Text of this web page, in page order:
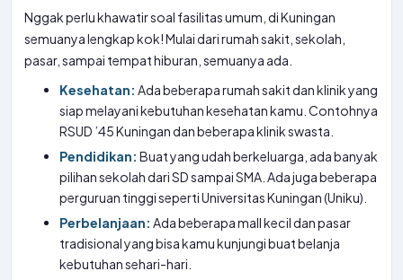
Nggak perlu khawatir soal fasilitas umum, di Kuningan
semuanya lengkap kok! Mulai dari rumah sakit, sekolah,
pasar, sampai tempat hiburan, semuanya ada.
Kesehatan: Ada beberapa rumah sakit dan klinik yang
siap melayani kebutuhan kesehatan kamu. Contohnya
RSUD ’45 Kuningan dan beberapa klinik swasta.
Pendidikan: Buat yang udah berkeluarga, ada banyak
pilihan sekolah dari SD sampai SMA. Ada juga beberapa
perguruan tinggi seperti Universitas Kuningan (Uniku).
Perbelanjaan: Ada beberapa mall kecil dan pasar
tradisional yang bisa kamu kunjungi buat belanja
kebutuhan sehari-hari.